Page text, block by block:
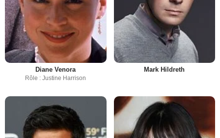
Diane Venora
Rôle : Justine Harrison
Mark Hildreth